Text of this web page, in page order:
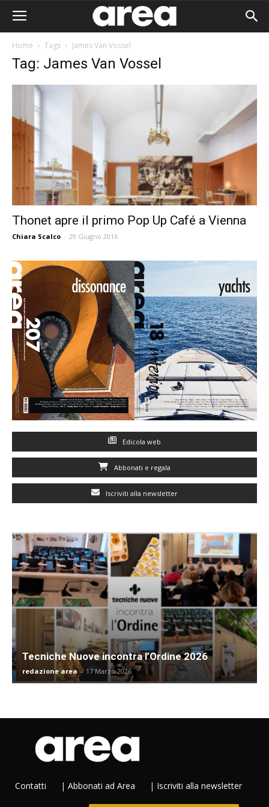
Home Tags James Van Vossel
Tag: James Van Vossel
Thonet apre il primo Pop Up Café a Vienna
Chiara Scalco - 29 Giugno 2016
Edicola web
Abbonati e regala
Iscriviti alla newsletter
Tecniche Nuove incontra l’Ordine 2026
redazione area - 17 Marzo 2026
Contatti | Abbonati ad Area | Iscriviti alla newsletter